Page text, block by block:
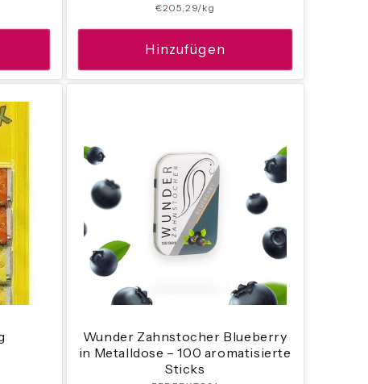
Preis
Grundpreis
€205,29/kg
Hinzufügen
Wunder Zahnstocher Blueberry
in Metalldose – 100 aromatisierte
Sticks